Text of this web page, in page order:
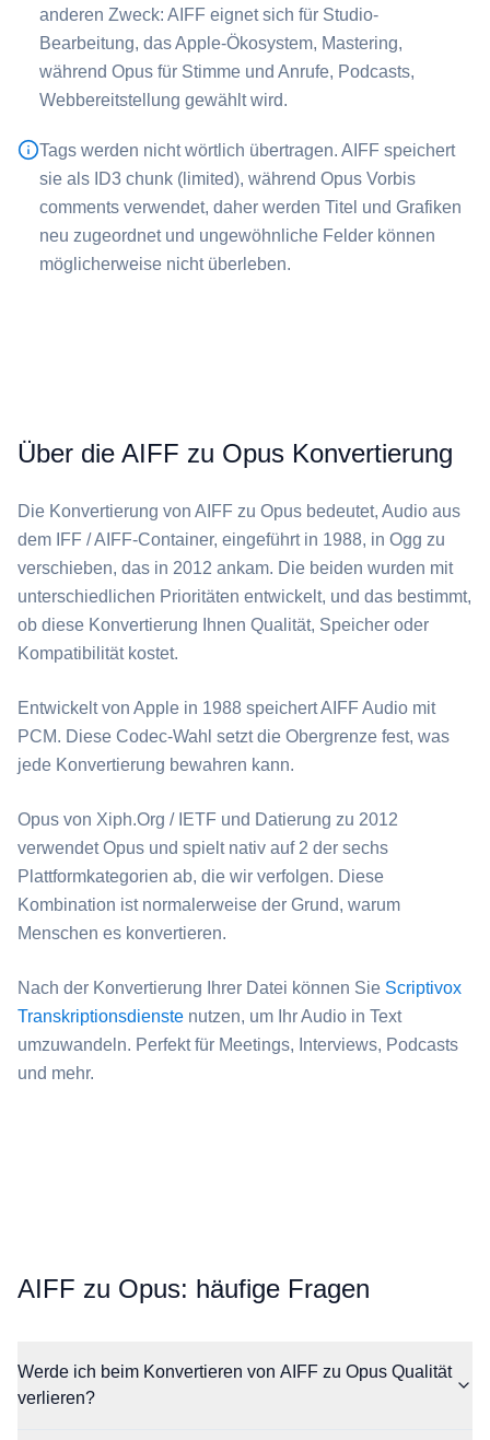
anderen Zweck: ⁦AIFF⁩ eignet sich für Studio-
Bearbeitung, das Apple-Ökosystem, Mastering,
während ⁦Opus⁩ für Stimme und Anrufe, Podcasts,
Webbereitstellung gewählt wird.
Tags werden nicht wörtlich übertragen. ⁦AIFF⁩ speichert
sie als ID3 chunk (limited), während ⁦Opus⁩ Vorbis
comments verwendet, daher werden Titel und Grafiken
neu zugeordnet und ungewöhnliche Felder können
möglicherweise nicht überleben.
Über die AIFF zu Opus Konvertierung
Die Konvertierung von ⁦AIFF⁩ zu ⁦Opus⁩ bedeutet, Audio aus
dem IFF / AIFF-Container, eingeführt in 1988, in Ogg zu
verschieben, das in 2012 ankam. Die beiden wurden mit
unterschiedlichen Prioritäten entwickelt, und das bestimmt,
ob diese Konvertierung Ihnen Qualität, Speicher oder
Kompatibilität kostet.
Entwickelt von Apple in 1988 speichert ⁦AIFF⁩ Audio mit
PCM. Diese Codec-Wahl setzt die Obergrenze fest, was
jede Konvertierung bewahren kann.
⁦Opus⁩ von Xiph.Org / IETF und Datierung zu 2012
verwendet Opus und spielt nativ auf 2 der sechs
Plattformkategorien ab, die wir verfolgen. Diese
Kombination ist normalerweise der Grund, warum
Menschen es konvertieren.
Nach der Konvertierung Ihrer Datei können Sie Scriptivox
Transkriptionsdienste nutzen, um Ihr Audio in Text
umzuwandeln. Perfekt für Meetings, Interviews, Podcasts
und mehr.
⁦AIFF⁩ zu ⁦Opus⁩: häufige Fragen
Werde ich beim Konvertieren von AIFF zu Opus Qualität
verlieren?